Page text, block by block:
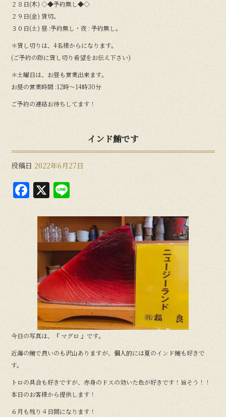
２８日(木) ◇◆予約無し◆◇
２９日(金) 貸切。
３０日(土) 昼 :予約無し・夜 : 予約無し。
＊貸し切りは、4名様からになります。
(ご予約の際に貸し切り希望をお伝え下さい)
＊土曜日は、お昼も営業出来ます。
お昼の営業時間 :12時〜14時30分
ご予約の連絡お待ちしてます！
インド鮪です
投稿日 2022年6月27日
F
a
c
e
b
o
o
k
X
e
今日の写真は、『 マグロ 』です。
近海の鮪で良いのも沢山ありますが、個人的には夏のインド鮪も好きで
す。
トロの具合も好きですが、赤身のドスの効いた色が好きです！旨そう！！
本日のお客様から提供します！
６月も残り４日間になります！